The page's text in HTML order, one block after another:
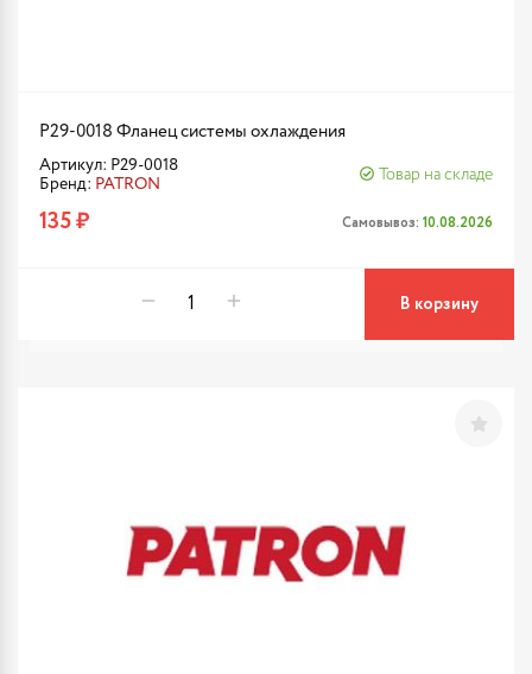
P29-0018 Фланец системы охлаждения
Артикул: P29-0018
Бренд: PATRON
Товар на складе
135 ₽ Самовывоз: 10.08.2026
В корзину